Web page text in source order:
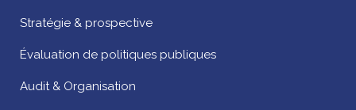
Stratégie & prospective
Évaluation de politiques publiques
Audit & Organisation